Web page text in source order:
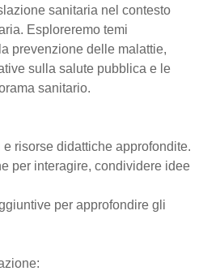
sanitaria nel contesto
Esploreremo temi
prevenzione delle malattie,
sulla salute pubblica e le
sanitario.
risorse didattiche approfondite.
per interagire, condividere idee
per approfondire gli